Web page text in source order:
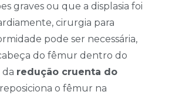
graves ou que a displasia foi
cirurgia para
pode ser necessária,
do fêmur dentro do
redução cruenta do
o fêmur na